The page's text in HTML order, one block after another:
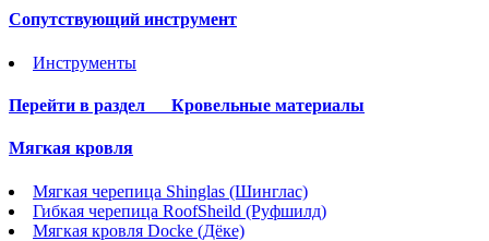
Сопутствующий инструмент
Инструменты
Перейти в раздел Кровельные материалы
Мягкая кровля
Мягкая черепица Shinglas (Шинглас)
Гибкая черепица RoofSheild (Руфшилд)
Мягкая кровля Docke (Дёке)